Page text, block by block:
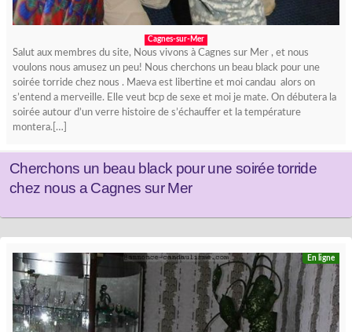
Cagnes-sur-Mer
Salut aux membres du site, Nous vivons à Cagnes sur Mer , et nous
voulons nous amusez un peu! Nous cherchons un beau black pour une
soirée torride chez nous . Maeva est libertine et moi candau alors on
s’entend a merveille. Elle veut bcp de sexe et moi je mate. On débutera la
soirée autour d’un verre histoire de s’échauffer et la température
montera.[…]
Cherchons un beau black pour une soirée torride
chez nous a Cagnes sur Mer
En ligne